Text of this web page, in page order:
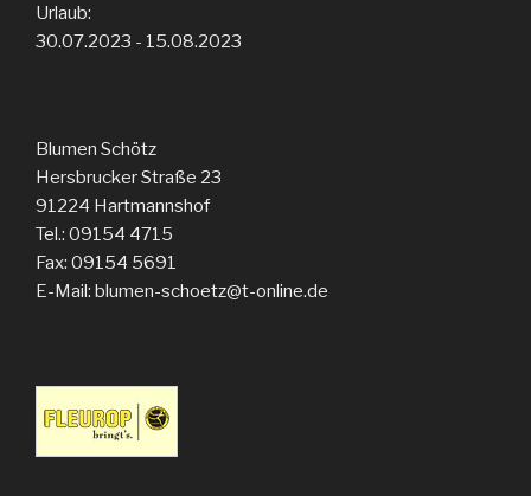
Urlaub:
30.07.2023 - 15.08.2023
Blumen Schötz
Hersbrucker Straße 23
91224 Hartmannshof
Tel.: 09154 4715
Fax: 09154 5691
E-Mail: blumen-schoetz@t-online.de